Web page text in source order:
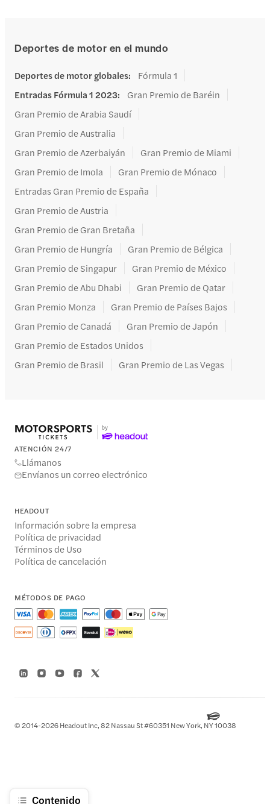
Contenido
Deportes de motor en el mundo
Deportes de motor globales:
Fórmula 1
Entradas Fórmula 1 2023:
Gran Premio de Baréin
Gran Premio de Arabia Saudí
Gran Premio de Australia
Gran Premio de Azerbaiyán
Gran Premio de Miami
Gran Premio de Imola
Gran Premio de Mónaco
Entradas Gran Premio de España
Gran Premio de Austria
Gran Premio de Gran Bretaña
Gran Premio de Hungría
Gran Premio de Bélgica
Gran Premio de Singapur
Gran Premio de México
Gran Premio de Abu Dhabi
Gran Premio de Qatar
Gran Premio Monza
Gran Premio de Países Bajos
Gran Premio de Canadá
Gran Premio de Japón
Gran Premio de Estados Unidos
Gran Premio de Brasil
Gran Premio de Las Vegas
ATENCIÓN 24/7
Llámanos
Envíanos un correo electrónico
HEADOUT
Información sobre la empresa
Política de privacidad
Términos de Uso
Política de cancelación
MÉTODOS DE PAGO
© 2014-2026 Headout Inc, 82 Nassau St #60351 New York, NY 10038